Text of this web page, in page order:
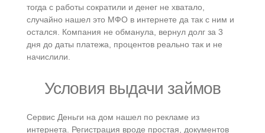
тогда с работы сократили и денег не хватало,
случайно нашел это МФО в интернете да так с ним и
остался. Компания не обманула, вернул долг за 3
дня до даты платежа, процентов реально так и не
начислили.
Условия выдачи займов
Сервис Деньги на дом нашел по рекламе из
интернета. Регистрация вроде простая, документов